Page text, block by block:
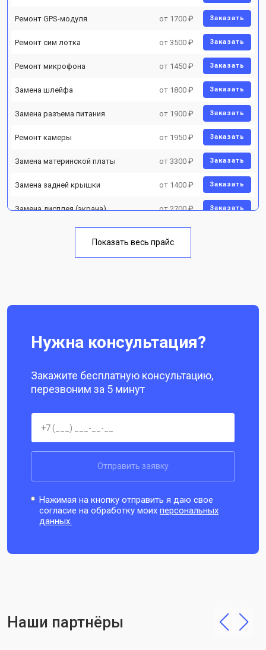
Ремонт GPS-модуля от 1700 ₽ Заказать
Ремонт сим лотка от 3500 ₽ Заказать
Ремонт микрофона от 1450 ₽ Заказать
Замена шлейфа от 1800 ₽ Заказать
Замена разъема питания от 1900 ₽ Заказать
Ремонт камеры от 1950 ₽ Заказать
Замена материнской платы от 3300 ₽ Заказать
Замена задней крышки от 1400 ₽ Заказать
Замена дисплея (экрана) от 2700 ₽ Заказать
Замена кнопки включения от 1750 ₽
Ремонт динамика от 1400 ₽
Показать весь прайс
Нужна консультация?
Закажите бесплатную консультацию,
перезвоним за 5 минут
Отправить заявку
Нажимая на кнопку отправить я даю свое
согласие на обработку моихперсональных
данных.
Наши партнёры